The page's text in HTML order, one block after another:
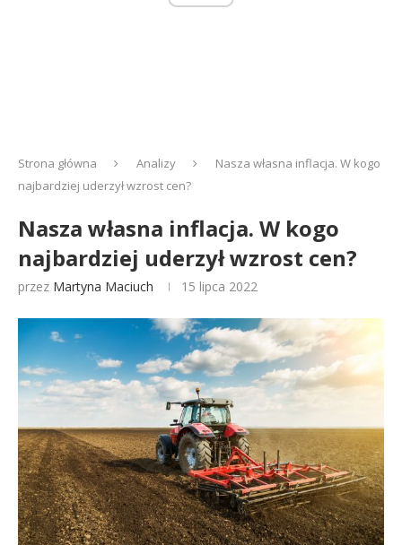
Strona główna Analizy
Nasza własna inflacja. W kogo
najbardziej uderzył wzrost cen?
Nasza własna inflacja. W kogo
najbardziej uderzył wzrost cen?
przez Martyna Maciuch 15 lipca 2022